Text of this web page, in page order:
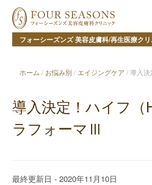
フォーシーズンズ 美容皮膚科/再生医療ク
ホーム / お悩み別/ エイジングケア / 導入
導入決定！ハイフ
ラフォーマⅢ
最終更新日 - 2020年11月10日